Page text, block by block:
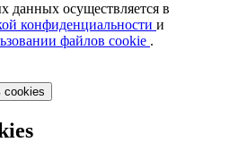
данных осуществляется в
конфиденциальности и
файлов cookie .
cookies